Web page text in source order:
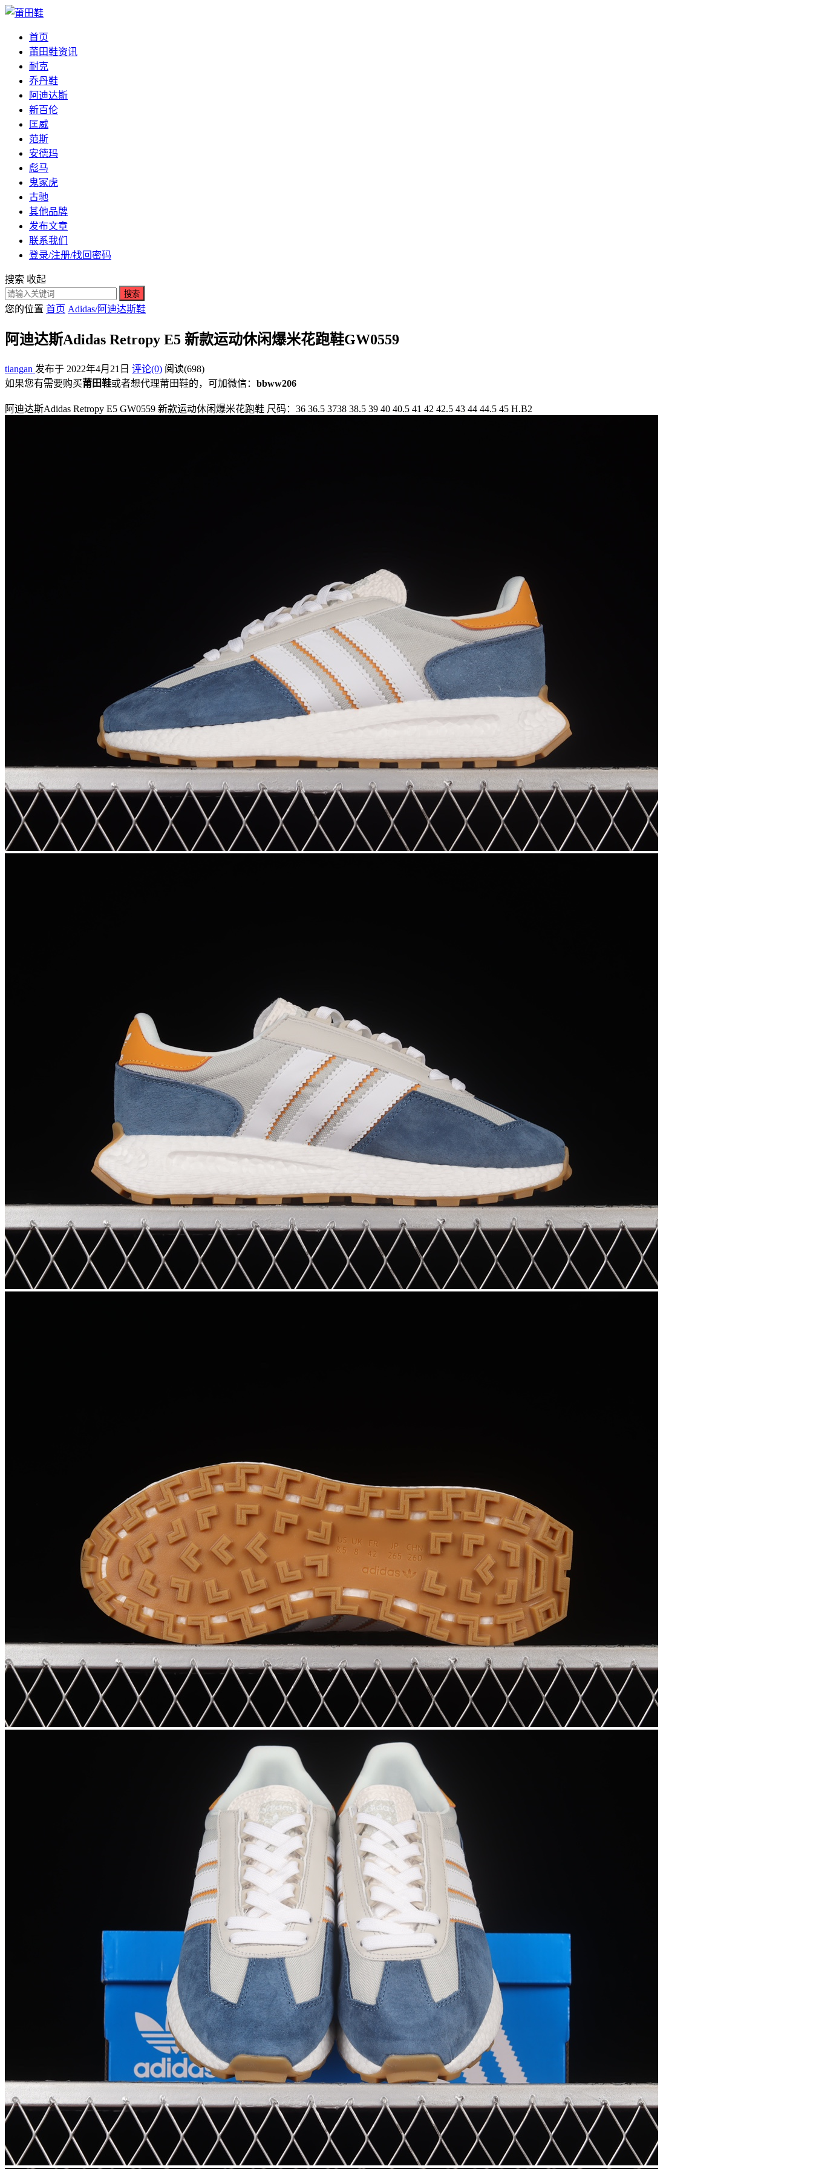
首页
莆田鞋资讯
耐克
乔丹鞋
阿迪达斯
新百伦
匡威
范斯
安德玛
彪马
鬼冢虎
古驰
其他品牌
发布文章
联系我们
登录/注册/找回密码
搜索 收起
搜索
您的位置 首页 Adidas/阿迪达斯鞋
阿迪达斯Adidas Retropy E5 新款运动休闲爆米花跑鞋GW0559
tiangan 发布于 2022年4月21日 评论(0) 阅读(698)
如果您有需要购买莆田鞋或者想代理莆田鞋的，可加微信： bbww206
阿迪达斯Adidas Retropy E5 GW0559 新款运动休闲爆米花跑鞋 尺码：36 36.5 3738 38.5 39 40 40.5 41 42 42.5 43 44 44.5 45 H.B2